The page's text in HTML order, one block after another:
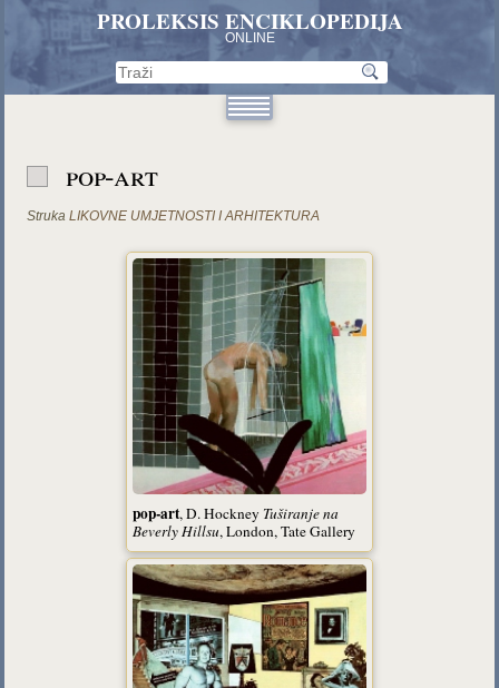
PROLEKSIS ENCIKLOPEDIJA
ONLINE
pop-art
Struka LIKOVNE UMJETNOSTI I ARHITEKTURA
pop-art, D. Hockney Tuširanje na
Beverly Hillsu, London, Tate Gallery